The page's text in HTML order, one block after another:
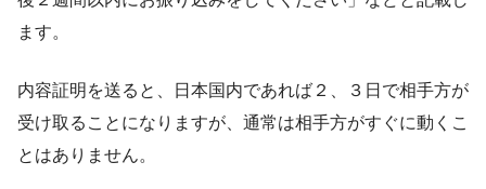
ます。
内容証明を送ると、日本国内であれば２、３日で相手方が
受け取ることになりますが、通常は相手方がすぐに動くこ
とはありません。